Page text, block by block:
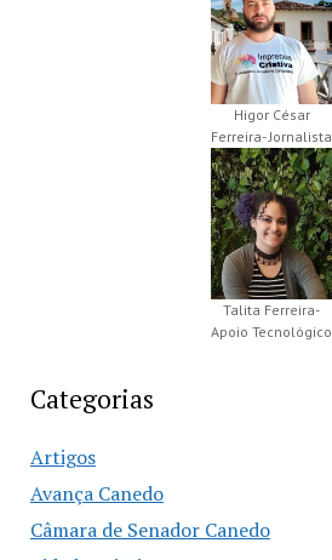
Higor César
Ferreira- Jornalista
Talita Ferreira-
Apoio Tecnológico
Categorias
Artigos
Avança Canedo
Câmara de Senador Canedo